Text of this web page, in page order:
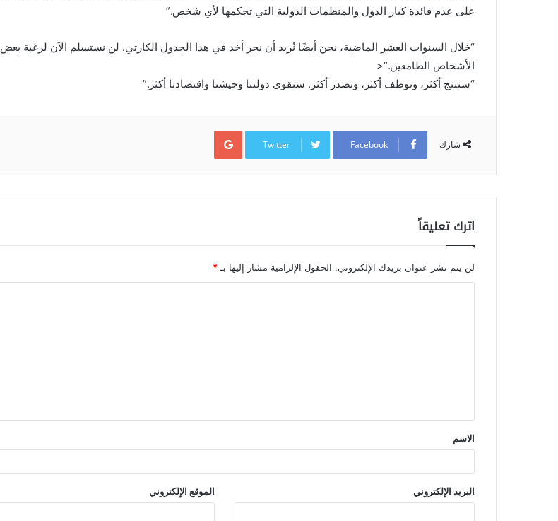
على عدم فائدة كبار الدول والمنظمات الدولية التي تحكمها لأي شخص.”
“خلال السنوات العشر الماضية، نحن أيضًا نُريد أن نجر أخذ في هذا الجدول الكارثي. لن نستسلم الآن لرغبة بعض
الأشخاص الطامعين.”<
“سننتج أكثر، ونوظف أكثر، ونصدر أكثر. سنقوي دولتنا وجيشنا واقتصادنا أكثر.”
شارك Facebook
Twitter
Google+
اترك تعليقاً
لن يتم نشر عنوان بريدك الإلكتروني. الحقول الإلزامية مشار إليها بـ *
الاسم
البريد الإلكتروني الموقع الإلكتروني